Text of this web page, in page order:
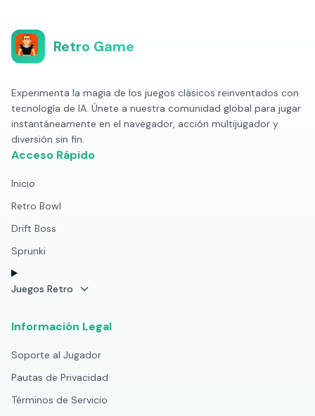
Retro Game
Experimenta la magia de los juegos clásicos reinventados con
tecnología de IA. Únete a nuestra comunidad global para jugar
instantáneamente en el navegador, acción multijugador y
diversión sin fin.
Acceso Rápido
Inicio
Retro Bowl
Drift Boss
Sprunki
Juegos Retro
Información Legal
Soporte al Jugador
Pautas de Privacidad
Términos de Servicio